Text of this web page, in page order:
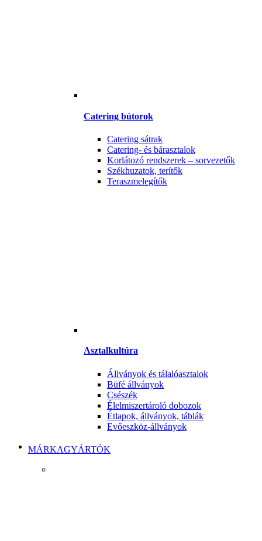
Catering bútorok
Catering sátrak
Catering- és bárasztalok
Korlátozó rendszerek – sorvezetők
Székhuzatok, terítők
Teraszmelegítők
Asztalkultúra
Állványok és tálalóasztalok
Büfé állványok
Csészék
Élelmiszertároló dobozok
Étlapok, állványok, táblák
Evőeszköz-állványok
MÁRKAGYÁRTÓK